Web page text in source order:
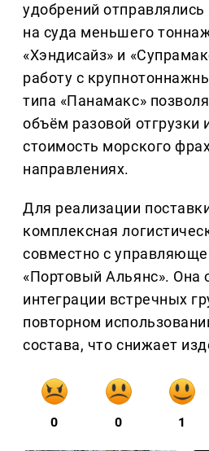
удобрений
на суда меньшего
«Хэндисайз» и
работу с
типа «Панамакс»
объём разовой отгрузки
стоимость морского
направлениях.
Для реализации
комплексная
совместно с
«Портовый Альянс». Она
интеграции встречных
повторном
состава, что снижает
0 0 1